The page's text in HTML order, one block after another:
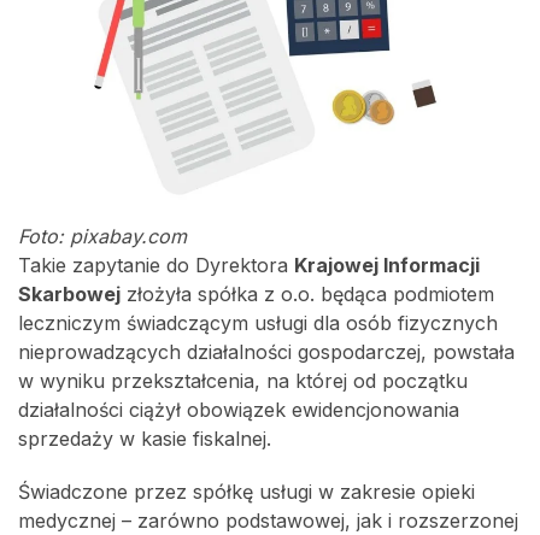
Foto: pixabay.com
Takie zapytanie do Dyrektora Krajowej Informacji
Skarbowej złożyła spółka z o.o. będąca podmiotem
leczniczym świadczącym usługi dla osób fizycznych
nieprowadzących działalności gospodarczej, powstała
w wyniku przekształcenia, na której od początku
działalności ciążył obowiązek ewidencjonowania
sprzedaży w kasie fiskalnej.
Świadczone przez spółkę usługi w zakresie opieki
medycznej – zarówno podstawowej, jak i rozszerzonej